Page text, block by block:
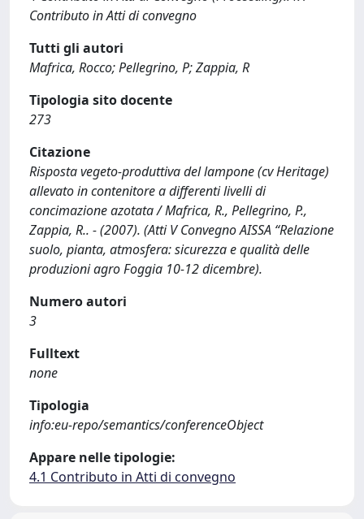
Contributo in Atti di convegno
Tutti gli autori
Mafrica, Rocco; Pellegrino, P; Zappia, R
Tipologia sito docente
273
Citazione
Risposta vegeto-produttiva del lampone (cv Heritage)
allevato in contenitore a differenti livelli di
concimazione azotata / Mafrica, R., Pellegrino, P.,
Zappia, R.. - (2007). (Atti V Convegno AISSA “Relazione
suolo, pianta, atmosfera: sicurezza e qualità delle
produzioni agro Foggia 10-12 dicembre).
Numero autori
3
Fulltext
none
Tipologia
info:eu-repo/semantics/conferenceObject
Appare nelle tipologie:
4.1 Contributo in Atti di convegno